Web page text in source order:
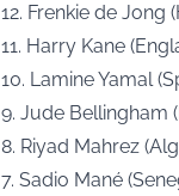
12. Frenkie de Jong
11. Harry Kane
10. Lamine Yamal
9. Jude Bellingham
8. Riyad Mahrez
7. Sadio Mané